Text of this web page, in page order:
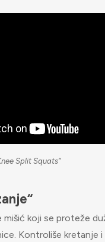
Split Squats“
mišić koji se proteže
Kontroliše kretanje